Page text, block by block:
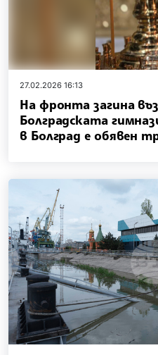
27.02.2026 16:13
На фронта загина
Болградската
в Болград е обявен